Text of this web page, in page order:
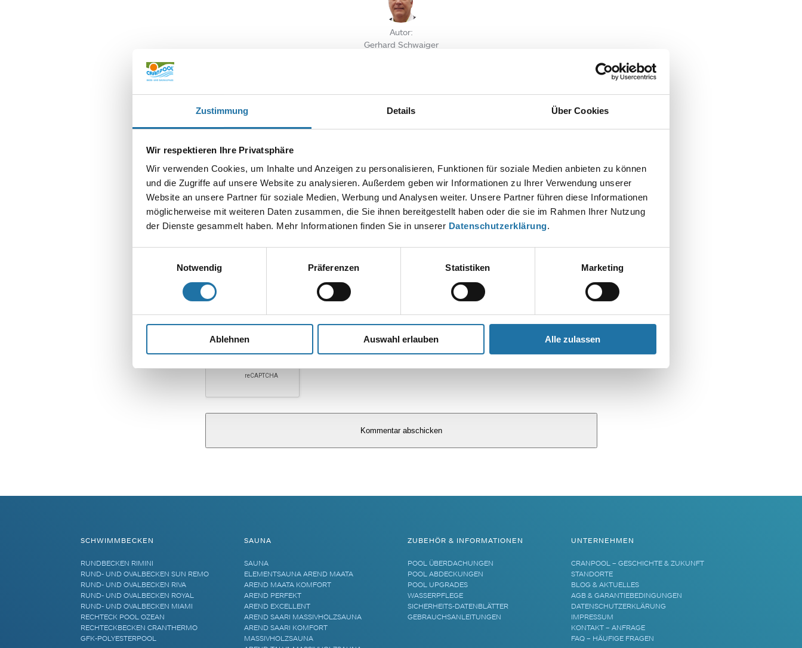
Zustimmung Details Über Cookies
Wir respektieren Ihre Privatsphäre
Wir verwenden Cookies, um Inhalte und Anzeigen zu personalisieren, Funktionen für soziale Medien anbieten zu können
und die Zugriffe auf unsere Website zu analysieren. Außerdem geben wir Informationen zu Ihrer Verwendung unserer
Website an unsere Partner für soziale Medien, Werbung und Analysen weiter. Unsere Partner führen diese Informationen
möglicherweise mit weiteren Daten zusammen, die Sie ihnen bereitgestellt haben oder die sie im Rahmen Ihrer Nutzung
der Dienste gesammelt haben. Mehr Informationen finden Sie in unserer Datenschutzerklärung.
Notwendig
Präferenzen Statistiken Marketing
Ablehnen Auswahl erlauben Alle zulassen
Autor:
Gerhard Schwaiger
SCHREIBE EINEN KOMMENTAR
Deine E-Mail-Adresse wird nicht veröffentlicht. Erforderliche Felder sind mit
Kommentar*
E-Mail-Adresse*
Website
SCHWIMMBECKEN
RUNDBECKEN RIMINI
RUND- UND OVALBECKEN SUN REMO
RUND- UND OVALBECKEN RIVA
RUND- UND OVALBECKEN ROYAL
RUND- UND OVALBECKEN MIAMI
RECHTECK POOL OZEAN
RECHTECKBECKEN CRANTHERMO
GFK-POLYESTERPOOL
SAUNA
SAUNA
ELEMENTSAUNA AREND MAATA
AREND MAATA KOMFORT
AREND PERFEKT
AREND EXCELLENT
AREND SAARI MASSIVHOLZSAUNA
AREND SAARI KOMFORT
MASSIVHOLZSAUNA
ZUBEHÖR & INFORMATIONEN
POOL ÜBERDACHUNGEN
POOL ABDECKUNGEN
POOL UPGRADES
WASSERPFLEGE
SICHERHEITS-DATENBLÄTTER
GEBRAUCHSANLEITUNGEN
UNTERNEHMEN
CRANPOOL – GESCHICHTE & ZUKUNFT
STANDORTE
BLOG & AKTUELLES
AGB & GARANTIEBEDINGUNGEN
DATENSCHUTZERKLÄRUNG
IMPRESSUM
KONTAKT – ANFRAGE
FAQ – HÄUFIGE FRAGEN